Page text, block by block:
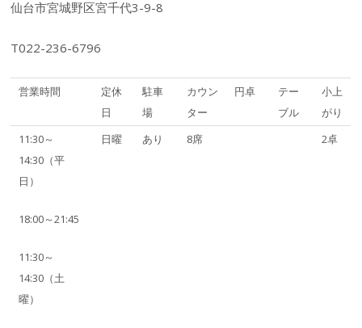
仙台市宮城野区宮千代3-9-8
T022-236-6796
営業時間
定休
日
駐車
場
カウン
ター
円卓
テー
ブル
小上
がり
11:30～
14:30（平
日）
18:00～21:45
11:30～
14:30（土
曜）
日曜 あり 8席 2卓